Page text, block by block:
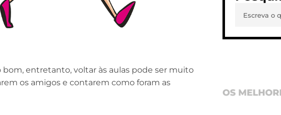
entretanto, voltar às aulas pode ser muito
os amigos e contarem como foram as